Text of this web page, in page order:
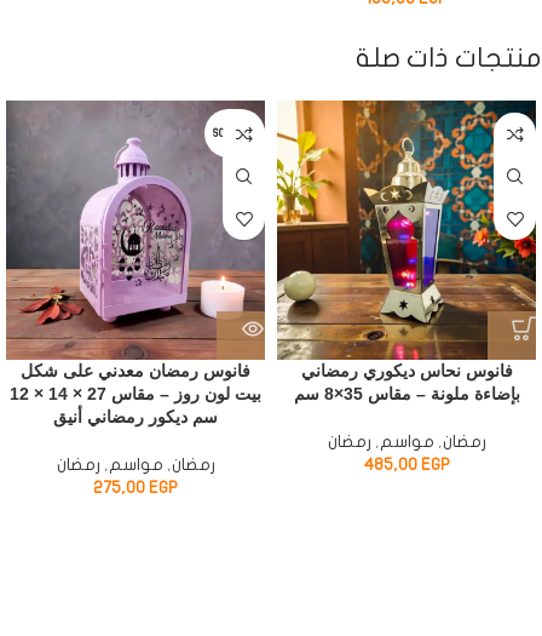
منتجات ذات صلة
فانوس نحاس ديكوري رمضاني
بإضاءة ملونة – مقاس 35×8 سم
رمضان, مواسم, رمضان
485,00 EGP
SOLD OUT
فانوس رمضان معدني على شكل
بيت لون روز – مقاس 27 × 14 × 12
سم ديكور رمضاني أنيق
رمضان, مواسم, رمضان
275,00 EGP